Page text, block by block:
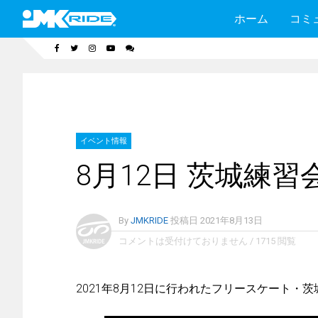
ホーム コミ
イベント情報
8月12日 茨城練習
By JMKRIDE 投稿日 2021年8月13日
コメントは受付けておりません / 1715 閲覧
2021年8月12日に行われたフリースケート・